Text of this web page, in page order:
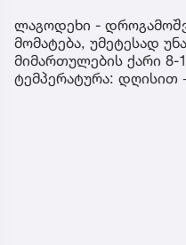
ლაგოდეხი -
მომატება, უმეტესად
მიმართულების ქარი 8-
ტემპერატურა: დღისით